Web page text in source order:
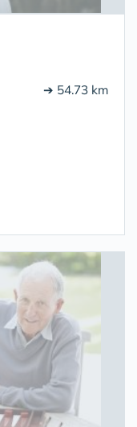
➔ 54.73 km